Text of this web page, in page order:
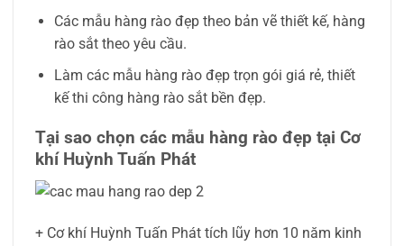
Các mẫu hàng rào đẹp theo bản vẽ thiết kế, hàng
rào sắt theo yêu cầu.
Làm các mẫu hàng rào đẹp trọn gói giá rẻ, thiết
kế thi công hàng rào sắt bền đẹp.
Tại sao chọn các mẫu hàng rào đẹp tại Cơ
khí Huỳnh Tuấn Phát
+ Cơ khí Huỳnh Tuấn Phát tích lũy hơn 10 năm kinh